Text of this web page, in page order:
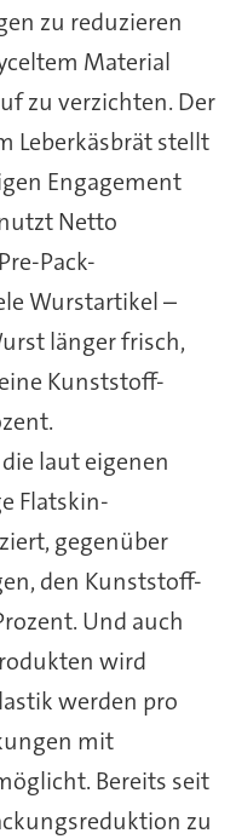
zu reduzieren
Material
zu verzichten. Der
Leberkäsbrät stellt
Engagement
Netto
Pack-
Wurstartikel –
länger frisch,
Kunststoff-
laut eigenen
Flatskin-
gegenüber
den Kunststoff-
Und auch
wird
werden pro
mit
Bereits seit
zu